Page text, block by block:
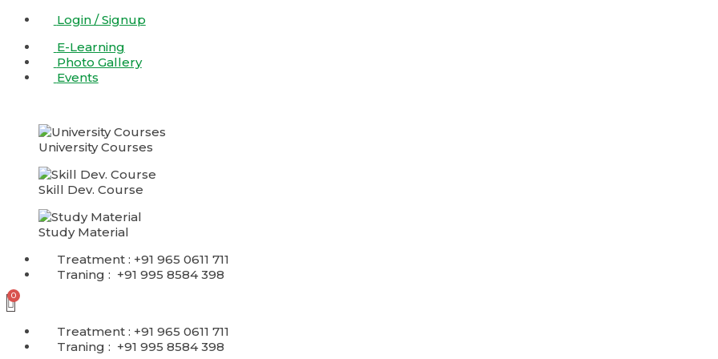
Skip
content
Login / Signup
E-Learning
Photo Gallery
Events
University Courses
Skill Dev. Course
Study Material
Treatment : +91 965 0611 711
Traning : +91 995 8584 398
Treatment : +91 965 0611 711
Traning : +91 995 8584 398